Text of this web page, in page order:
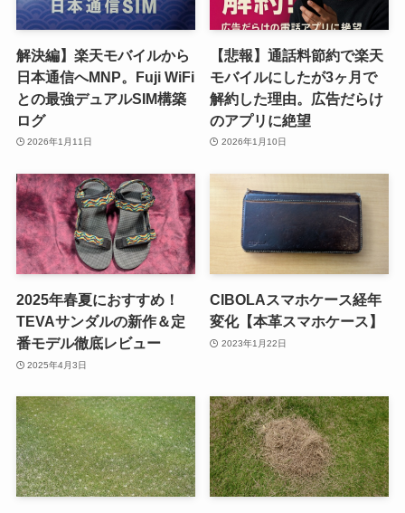
解決編】楽天モバイルから
日本通信へMNP。Fuji WiFi
との最強デュアルSIM構築
ログ
2026年1月11日
【悲報】通話料節約で楽天
モバイルにしたが3ヶ月で
解約した理由。広告だらけ
のアプリに絶望
2026年1月10日
2025年春夏におすすめ！
TEVAサンダルの新作＆定
番モデル徹底レビュー
2025年4月3日
CIBOLAスマホケース経年
変化【本革スマホケース】
2023年1月22日